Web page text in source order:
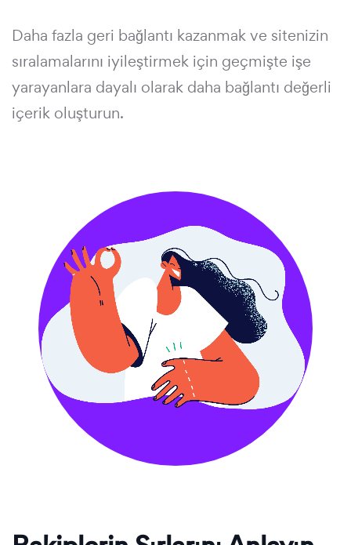
Daha fazla geri bağlantı kazanmak ve sitenizin
sıralamalarını iyileştirmek için geçmişte işe
yarayanlara dayalı olarak daha bağlantı değerli
içerik oluşturun.